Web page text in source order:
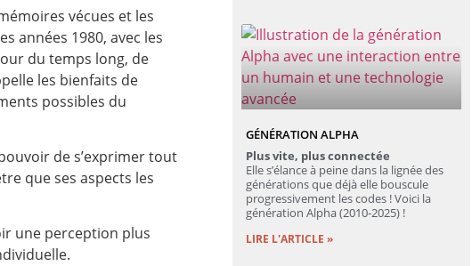
vécues et les
années 1980, avec les
du temps long, de
les bienfaits de
possibles du
de s’exprimer tout
que ses aspects les
une perception plus
GÉNÉRATION ALPHA
Plus vite, plus connectée
Elle s’élance à peine dans la lignée des
générations que déjà elle bouscule
progressivement les codes ! Voici la
génération Alpha (2010-2025) !
LIRE L'ARTICLE »